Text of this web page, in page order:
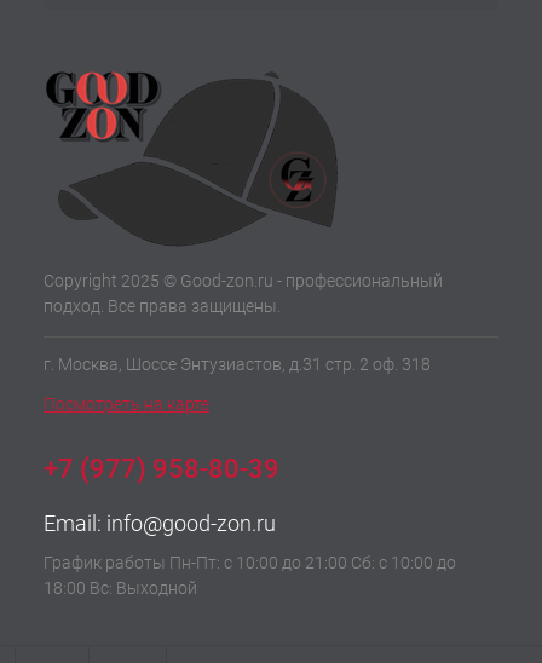
Copyright 2025 © Good-zon.ru - профессиональный
подход. Все права защищены.
г. Москва, Шоссе Энтузиастов, д.31 стр. 2 оф. 318
Посмотреть на карте
+7 (977) 958-80-39
Email: info@good-zon.ru
График работы Пн-Пт: с 10:00 до 21:00 Сб: с 10:00 до
18:00 Вс: Выходной